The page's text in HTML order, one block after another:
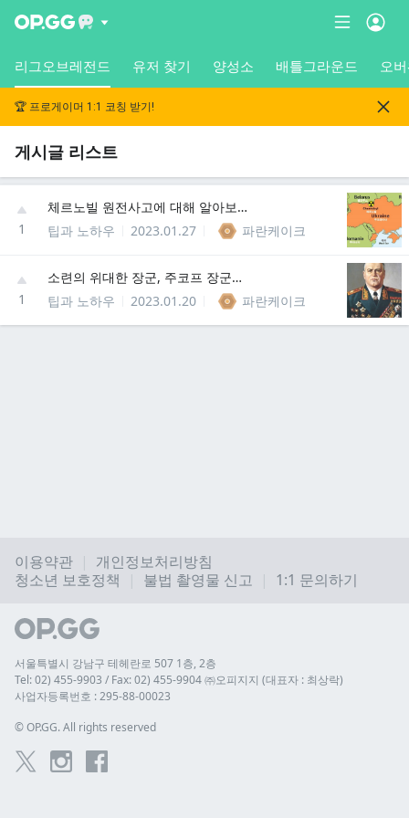
리그오브레전드 유저 찾기 양성소 배틀그라운드 오
🏆 프로게이머 1:1 코칭 받기!
게시글 리스트
1
체르노빌 원전사고에 대해 알아보자
팁과 노하우
2023.01.27 파란케이크
1
소련의 위대한 장군, 주코프 장군에 대해 알아보자
팁과 노하우
2023.01.20 파란케이크
이용약관
개인정보처리방침
청소년 보호정책
불법 촬영물 신고 1:1 문의하기
서울특별시 강남구 테헤란로 507 1층, 2층
Tel: 02) 455-9903 / Fax: 02) 455-9904 ㈜오피지지 (대표자 : 최상락)
사업자등록번호 : 295-88-00023
© OP.GG. All rights reserved